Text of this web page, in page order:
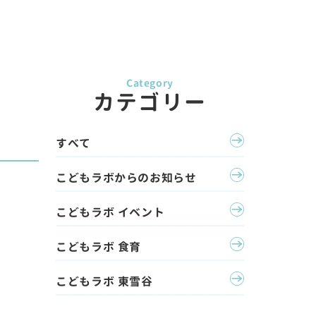
カテゴリー
すべて
こどもラボからのお知らせ
こどもラボ イベント
こどもラボ 食育
こどもラボ 東雪谷